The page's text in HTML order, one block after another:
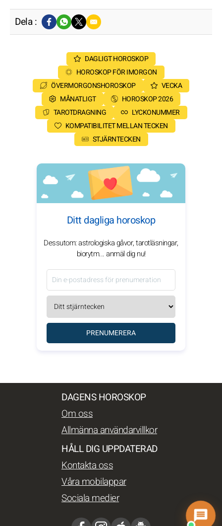
Dela :
DAGLIGT HOROSKOP
HOROSKOP FÖR IMORGON
ÖVERMORGONSHOROSKOP
VECKA
MÅNATLIGT
HOROSKOP 2026
TAROTDRAGNING
LYCKONUMMER
KOMPATIBILITET MELLAN TECKEN
STJÄRNTECKEN
Ditt dagliga horoskop
Dessutom: astrologiska gåvor, tarotläsningar,
biorytm... anmäl dig nu!
PRENUMERERA
DAGENS HOROSKOP
Om oss
Allmänna användarvillkor
HÅLL DIG UPPDATERAD
Kontakta oss
Våra mobilappar
Sociala medier